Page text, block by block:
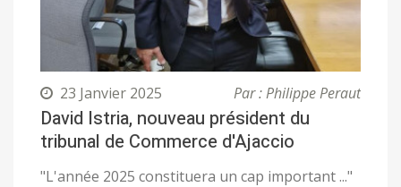
23 Janvier 2025 Par : Philippe Peraut
David Istria, nouveau président du
tribunal de Commerce d'Ajaccio
"L'année 2025 constituera un cap important ..."